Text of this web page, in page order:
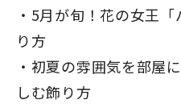
5月が旬！花の女王
り方
初夏の雰囲気を部屋
しむ飾り方